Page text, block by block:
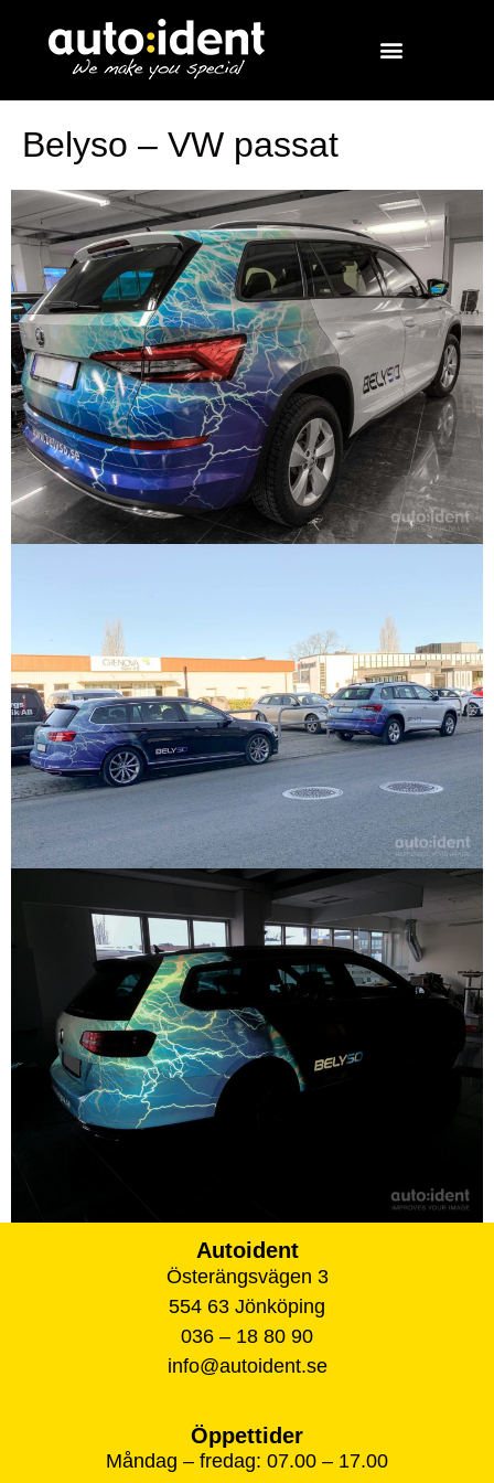
Belyso – VW passat
Autoident
Österängsvägen 3
554 63 Jönköping
036 – 18 80 90
info@autoident.se
Öppettider
Måndag – fredag: 07.00 – 17.00